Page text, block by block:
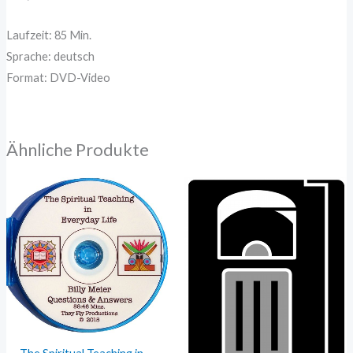
Laufzeit: 85 Min.
Sprache: deutsch
Format: DVD-Video
Ähnliche Produkte